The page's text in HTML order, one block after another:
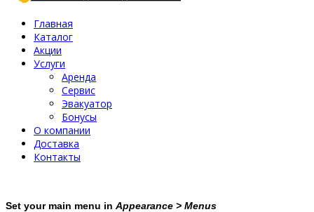
Главная
Каталог
Акции
Услуги
Аренда
Сервис
Эвакуатор
Бонусы
О компании
Доставка
Контакты
Set your main menu in Appearance > Menus